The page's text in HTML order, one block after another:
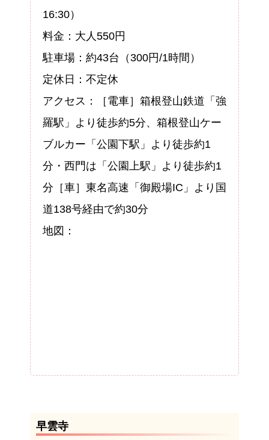
16:30）
料金：大人550円
駐車場：約43台（300円/1時間）
定休日：不定休
アクセス：［電車］箱根登山鉄道「強
羅駅」より徒歩約5分、箱根登山ケー
ブルカー「公園下駅」より徒歩約1
分・西門は「公園上駅」より徒歩約1
分［車］東名高速「御殿場IC」より国
道138号経由で約30分
地図：
早雲寺